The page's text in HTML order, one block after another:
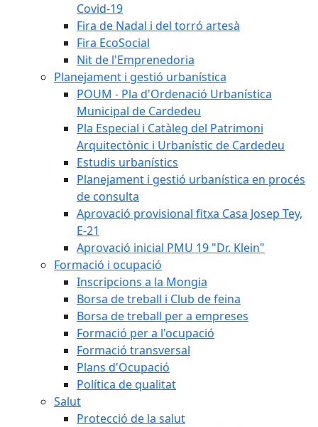
Covid-19
Fira de Nadal i del torró artesà
Fira EcoSocial
Nit de l'Emprenedoria
Planejament i gestió urbanística
POUM - Pla d'Ordenació Urbanística
Municipal de Cardedeu
Pla Especial i Catàleg del Patrimoni
Arquitectònic i Urbanístic de Cardedeu
Estudis urbanístics
Planejament i gestió urbanística en procés
de consulta
Aprovació provisional fitxa Casa Josep Tey,
E-21
Aprovació inicial PMU 19 "Dr. Klein"
Formació i ocupació
Inscripcions a la Mongia
Borsa de treball i Club de feina
Borsa de treball per a empreses
Formació per a l'ocupació
Formació transversal
Plans d'Ocupació
Política de qualitat
Salut
Protecció de la salut